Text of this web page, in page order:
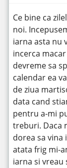
Ce bine ca
noi.
iarna asta nu
incerca
devreme sa
calendar ea
de ziua
data cand
pentru a-mi
treburi. Daca
dorea sa vina
atata frig mi-
iarna si vreau